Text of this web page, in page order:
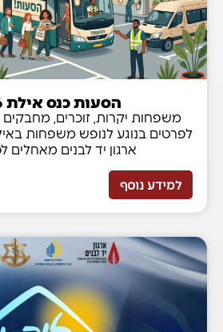
הסעות כנס אילת 2026
משפחות יקרות, זוכרים, מחבקים
לפרטים בנוגע לנופש משפחות
ארגון יד לבנים מאחלים
למידע נוסף